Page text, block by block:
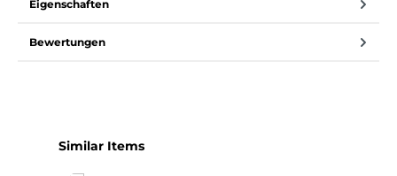
Eigenschaften
Bewertungen
Produktgalerie überspringen
Similar Items